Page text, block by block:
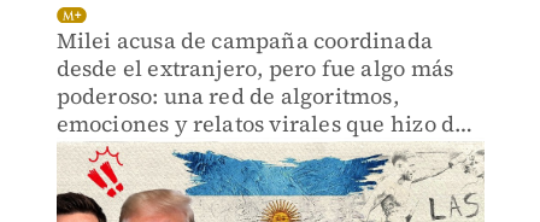
Milei acusa de campaña coordinada
desde el extranjero, pero fue algo más
poderoso: una red de algoritmos,
emociones y relatos virales que hizo de
Argentina el villano perfecto de
internet.